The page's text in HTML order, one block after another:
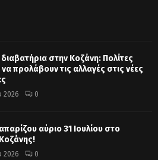
στην Κοζάνη: Πολίτες
προλάβουν τις αλλαγές στις νέες
2026 0
αύριο 31 Ιουλίου στο
2026 0